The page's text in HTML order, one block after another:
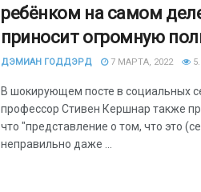
ребёнком на самом
приносит огромную
ДЭМИАН ГОДДЭРД 7 МАРТА, 2022
В шокирующем посте в социальных
профессор Стивен Кершнар также
что "представление о том, что это
неправильно даже ...